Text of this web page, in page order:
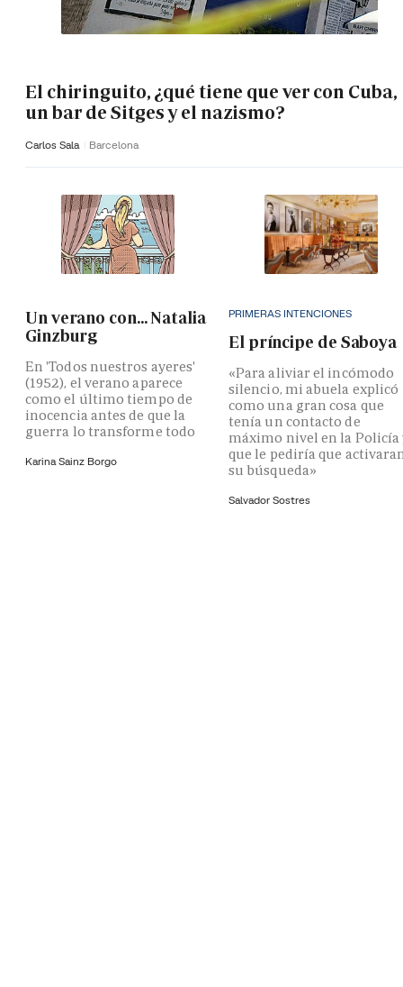
El chiringuito, ¿qué tiene que ver con Cuba,
un bar de Sitges y el nazismo?
Carlos Sala Barcelona
Un verano con... Natalia
Ginzburg
En 'Todos nuestros ayeres'
(1952), el verano aparece
como el último tiempo de
inocencia antes de que la
guerra lo transforme todo
Karina Sainz Borgo
PRIMERAS INTENCIONES
El príncipe de Saboya
«Para aliviar el incómodo
silencio, mi abuela explicó
como una gran cosa que
tenía un contacto de
máximo nivel en la Policía
que le pediría que
su búsqueda»
Salvador Sostres